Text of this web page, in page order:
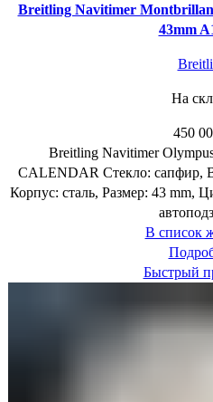
Breitling Navitimer
43mm
На
450
Breitling Navitimer
CALENDAR Стекло: сапфир,
Корпус: сталь, Размер: 43 mm,
В список
Быстрый